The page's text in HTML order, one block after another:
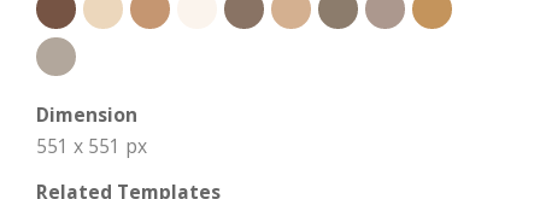
Dimension
551 x 551 px
Related Templates